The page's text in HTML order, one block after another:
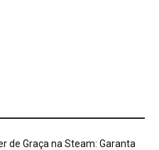
de Graça na Steam: Garanta